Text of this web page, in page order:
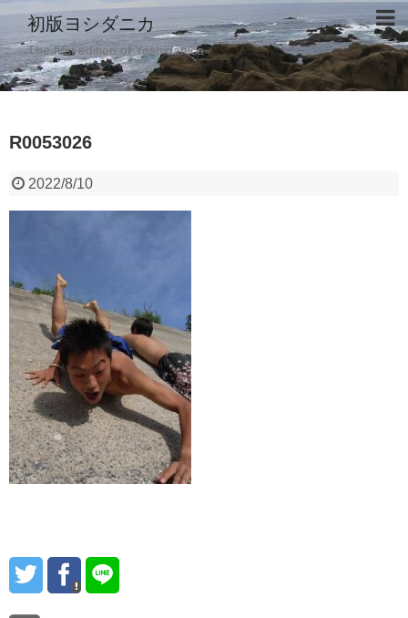
初版ヨシダニカ
The first edition of Yoshidanica
R0053026
2022/8/10